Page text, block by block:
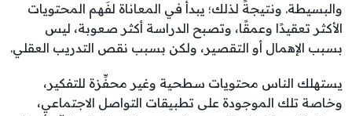
والبسيطة. ونتيجةً لذلك؛ يبدأ في المعاناة لفَهم المحتويات
الأكثر تعقيدًا وعمقًا، وتصبح الدراسة أكثر صعوبة، ليس
بسبب الإهمال أو التقصير، ولكن بسبب نقص التدريب العقلي.
يستهلك الناس محتويات سطحية وغير محفِّزة للتفكير،
وخاصة تلك الموجودة على تطبيقات التواصل الاجتماعي،